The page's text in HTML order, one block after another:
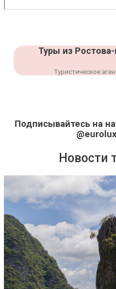
Туры из
Туристическое
Подписывайтесь на
Новости